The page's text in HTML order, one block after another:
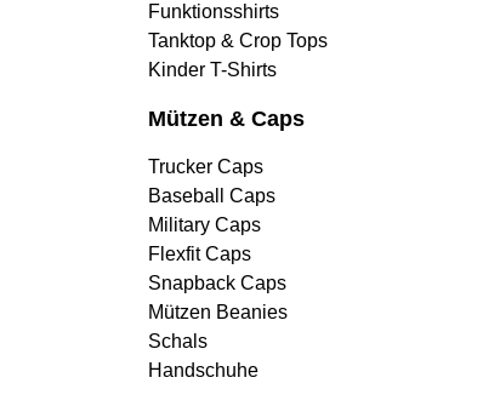
Funktionsshirts
Tanktop & Crop Tops
Kinder T-Shirts
Mützen & Caps
Trucker Caps
Baseball Caps
Military Caps
Flexfit Caps
Snapback Caps
Mützen Beanies
Schals
Handschuhe